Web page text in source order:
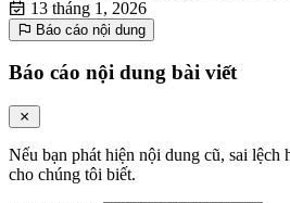
13 tháng 1, 2026
Báo cáo nội dung
Báo cáo nội dung bài viết
Nếu bạn phát hiện nội dung cũ, sai lệch
cho chúng tôi biết.